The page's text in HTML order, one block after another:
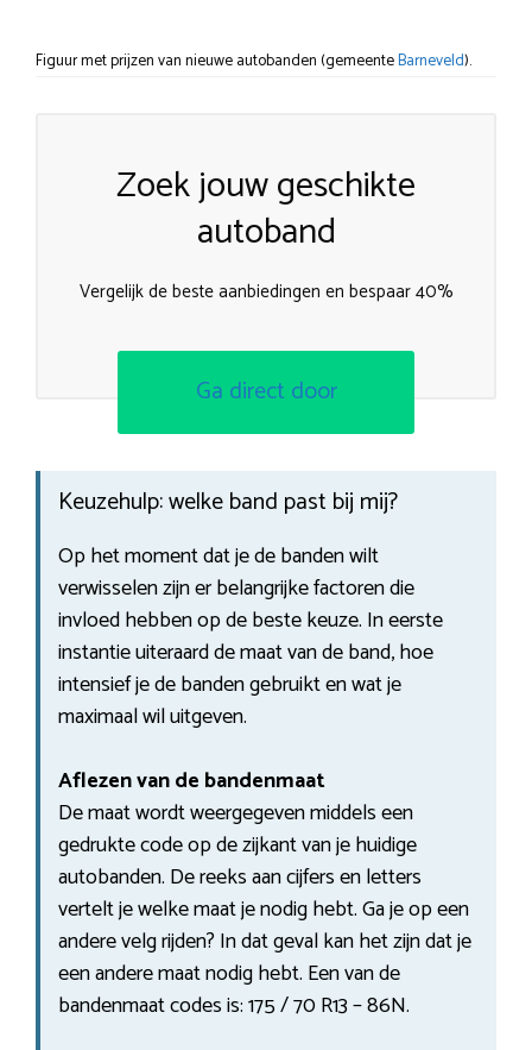
Figuur met prijzen van nieuwe autobanden (gemeenteBarneveld).
Zoek jouw geschikte
autoband
Vergelijk de beste aanbiedingen en bespaar 40%
Ga direct door
Keuzehulp: welke band past bij mij?
Op het moment dat je de banden wilt
verwisselen zijn er belangrijke factoren die
invloed hebben op de beste keuze. In eerste
instantie uiteraard de maat van de band, hoe
intensief je de banden gebruikt en wat je
maximaal wil uitgeven.
Aflezen van de bandenmaat
De maat wordt weergegeven middels een
gedrukte code op de zijkant van je huidige
autobanden. De reeks aan cijfers en letters
vertelt je welke maat je nodig hebt. Ga je op een
andere velg rijden? In dat geval kan het zijn dat je
een andere maat nodig hebt. Een van de
bandenmaat codes is: 175 / 70 R13 – 86N.